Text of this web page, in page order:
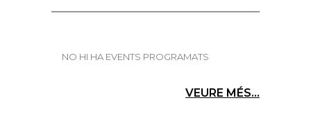
NO HI HA EVENTS PROGRAMATS
VEURE MÉS...